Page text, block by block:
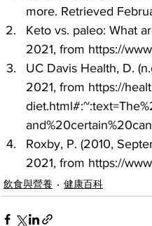
more. Retrieved
Keto vs. paleo: What
2021, from https://
UC Davis Health, D.
2021, from https://
Roxby, P. (2010,
2021, from https://
飲食與營養 健康百科